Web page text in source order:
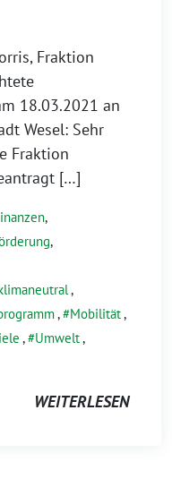
Fraktion
18.03.2021 an
Wesel: Sehr
Fraktion
[…]
,
,
,
, Mobilität,
, Umwelt,
WEITERLESEN